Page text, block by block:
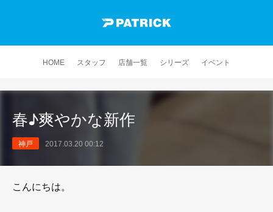
HOME スタッフ 店舗一覧 シリーズ イベント
春♪爽やかな新作
神戸 2017.03.20 00:12
こんにちは。